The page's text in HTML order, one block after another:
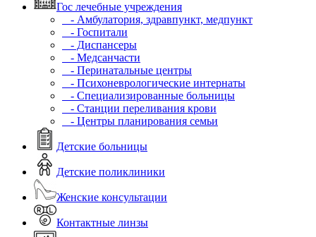
Гос лечебные учреждения
- Амбулатория, здравпункт, медпункт
- Госпитали
- Диспансеры
- Медсанчасти
- Перинатальные центры
- Психоневрологические интернаты
- Специализированные больницы
- Станции переливания крови
- Центры планирования семьи
Детские больницы
Детские поликлиники
Женские консультации
Контактные линзы